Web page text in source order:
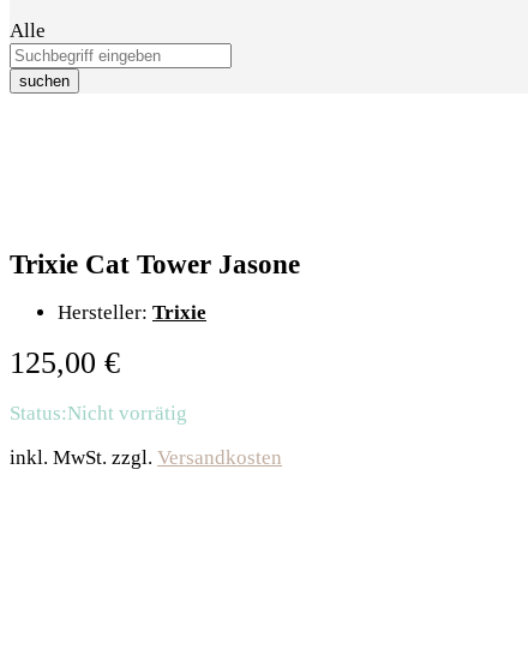
Alle
suchen
Trixie Cat Tower Jasone
Hersteller: Trixie
125,00 €
Status:Nicht vorrätig
inkl. MwSt. zzgl. Versandkosten